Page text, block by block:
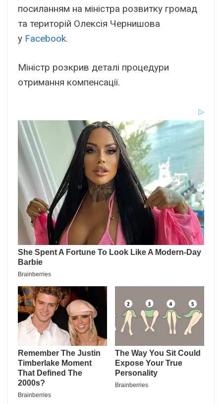
посиланням на міністра розвитку громад
та територій Олексія Чернишова
у Facebook.
Міністр розкрив деталі процедури
отримання компенсації.